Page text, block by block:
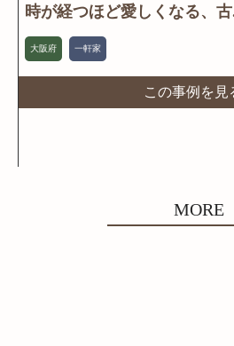
時が経つほど愛しくなる、
大阪府 一軒家
この事例を見
MORE